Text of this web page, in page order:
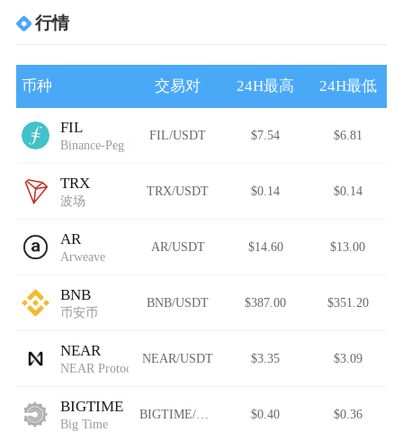
行情
币种 交易对 24H最高 24H最低
FIL
Binance-Peg Filecoin
FIL/USDT $7.54 $6.81
TRX
波场
TRX/USDT $0.14 $0.14
AR
Arweave
AR/USDT $14.60 $13.00
BNB
币安币
BNB/USDT $387.00 $351.20
NEAR
NEAR Protocol
NEAR/USDT $3.35 $3.09
BIGTIME
Big Time
BIGTIME/USDT $0.40 $0.36